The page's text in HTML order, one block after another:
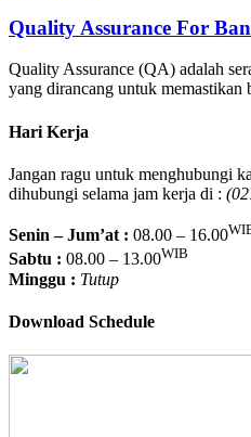
Quality Assurance For
Quality Assurance (QA) adalah
yang dirancang untuk
Hari Kerja
Jangan ragu untuk menghubungi
dihubungi selama jam kerja di :
Senin – Jum’at : 08.00 – 16.00
Sabtu : 08.00 – 13.00WIB
Minggu : Tutup
Download Schedule